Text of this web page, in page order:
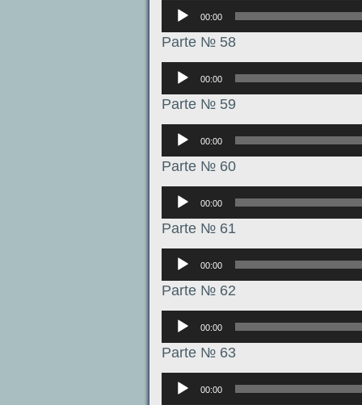
Аудиоплеер
00:00
Parte № 58
Аудиоплеер
00:00
Parte № 59
Аудиоплеер
00:00
Parte № 60
Аудиоплеер
00:00
Parte № 61
Аудиоплеер
00:00
Parte № 62
Аудиоплеер
00:00
Parte № 63
Аудиоплеер
00:00